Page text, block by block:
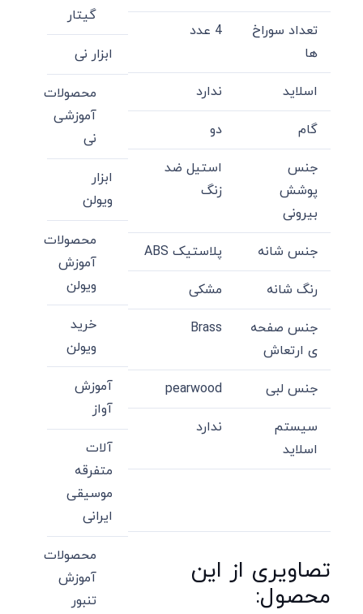
تعداد سوراخ
ها
4 عدد
اسلاید ندارد
گام دو
جنس
پوشش
بیرونی
استیل ضد
زنگ
جنس شانه پلاستیک ABS
رنگ شانه مشکی
جنس صفحه
ی ارتعاش
Brass
جنس لبی pearwood
سیستم
اسلاید
ندارد
تصاویری از این
محصول:
گیتار
ابزار نی
محصولات
آموزشی
نی
ابزار
ویولن
محصولات
آموزش
ویولن
خرید
ویولن
آموزش
آواز
آلات
متفرقه
موسیقی
ایرانی
محصولات
آموزش
تنبور